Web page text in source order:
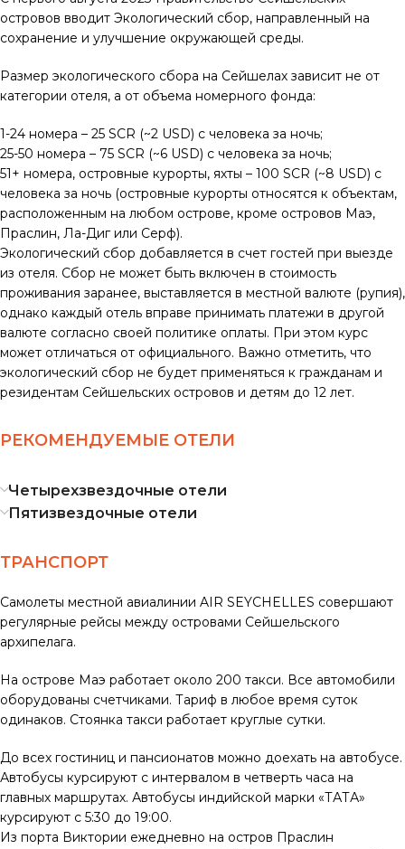
островов вводит Экологический сбор, направленный на
сохранение и улучшение окружающей среды.
Размер экологического сбора на Сейшелах зависит не от
категории отеля, а от объема номерного фонда:
1-24 номера – 25 SCR (~2 USD) с человека за ночь;
25-50 номера – 75 SCR (~6 USD) с человека за ночь;
51+ номера, островные курорты, яхты – 100 SCR (~8 USD) с
человека за ночь (островные курорты относятся к объектам,
расположенным на любом острове, кроме островов Маэ,
Праслин, Ла-Диг или Серф).
Экологический сбор добавляется в счет гостей при выезде
из отеля. Сбор не может быть включен в стоимость
проживания заранее, выставляется в местной валюте (рупия),
однако каждый отель вправе принимать платежи в другой
валюте согласно своей политике оплаты. При этом курс
может отличаться от официального. Важно отметить, что
экологический сбор не будет применяться к гражданам и
резидентам Сейшельских островов и детям до 12 лет.
РЕКОМЕНДУЕМЫЕ ОТЕЛИ
Четырехзвездочные отели
Пятизвездочные отели
ТРАНСПОРТ
Самолеты местной авиалинии AIR SEYCHELLES совершают
регулярные рейсы между островами Сейшельского
архипелага.
На острове Маэ работает около 200 такси. Все автомобили
оборудованы счетчиками. Тариф в любое время суток
одинаков. Стоянка такси работает круглые сутки.
До всех гостиниц и пансионатов можно доехать на автобусе.
Автобусы курсируют с интервалом в четверть часа на
главных маршрутах. Автобусы индийской марки «ТАТА»
курсируют с 5:30 до 19:00.
Из порта Виктории ежедневно на остров Праслин